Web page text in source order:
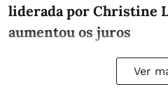
liderada por Christine
aumentou os juros
Ver